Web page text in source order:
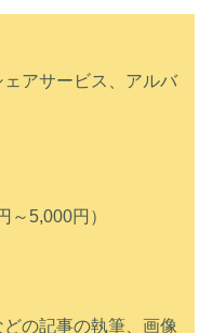
アサービス、アルバ
～5,000円）
の記事の執筆、画像